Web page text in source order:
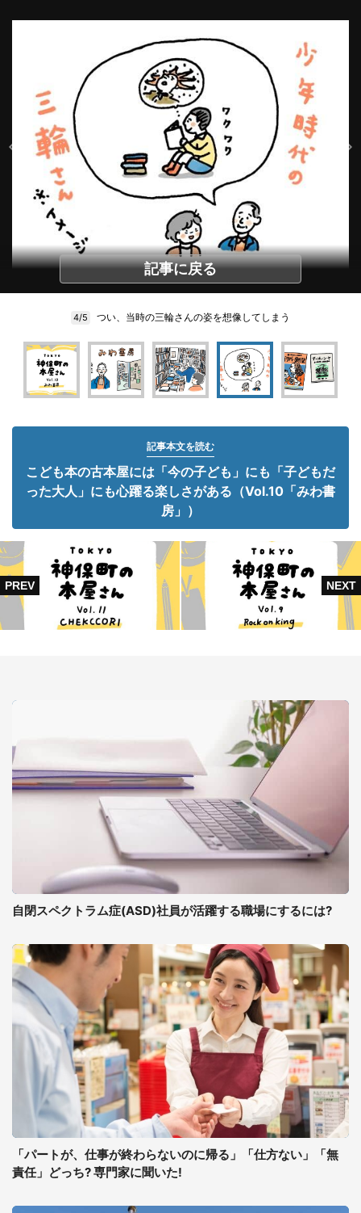
記事に戻る
4/5 つい、当時の三輪さんの姿を想像してしまう
記事本文を読む
こども本の古本屋には「今の子ども」にも「子どもだ
った大人」にも心躍る楽しさがある（Vol.10「みわ書
房」）
自閉スペクトラム症(ASD)社員が活躍する職場にするには?
「パートが、仕事が終わらないのに帰る」「仕方ない」「無
責任」どっち? 専門家に聞いた!